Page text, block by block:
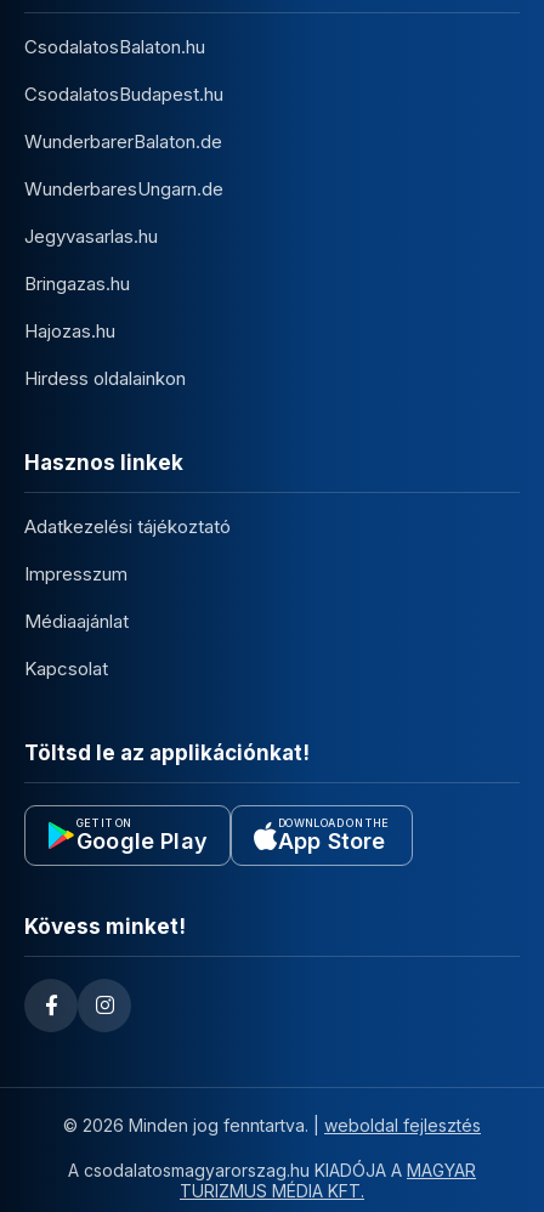
CsodalatosBalaton.hu
CsodalatosBudapest.hu
WunderbarerBalaton.de
WunderbaresUngarn.de
Jegyvasarlas.hu
Bringazas.hu
Hajozas.hu
Hirdess oldalainkon
Hasznos linkek
Adatkezelési tájékoztató
Impresszum
Médiaajánlat
Kapcsolat
Töltsd le az applikációnkat!
GET IT ON
Google Play
DOWNLOAD ON THE
App Store
Kövess minket!
© 2026 Minden jog fenntartva. | weboldal fejlesztés
A csodalatosmagyarorszag.hu KIADÓJA A MAGYAR
TURIZMUS MÉDIA KFT.